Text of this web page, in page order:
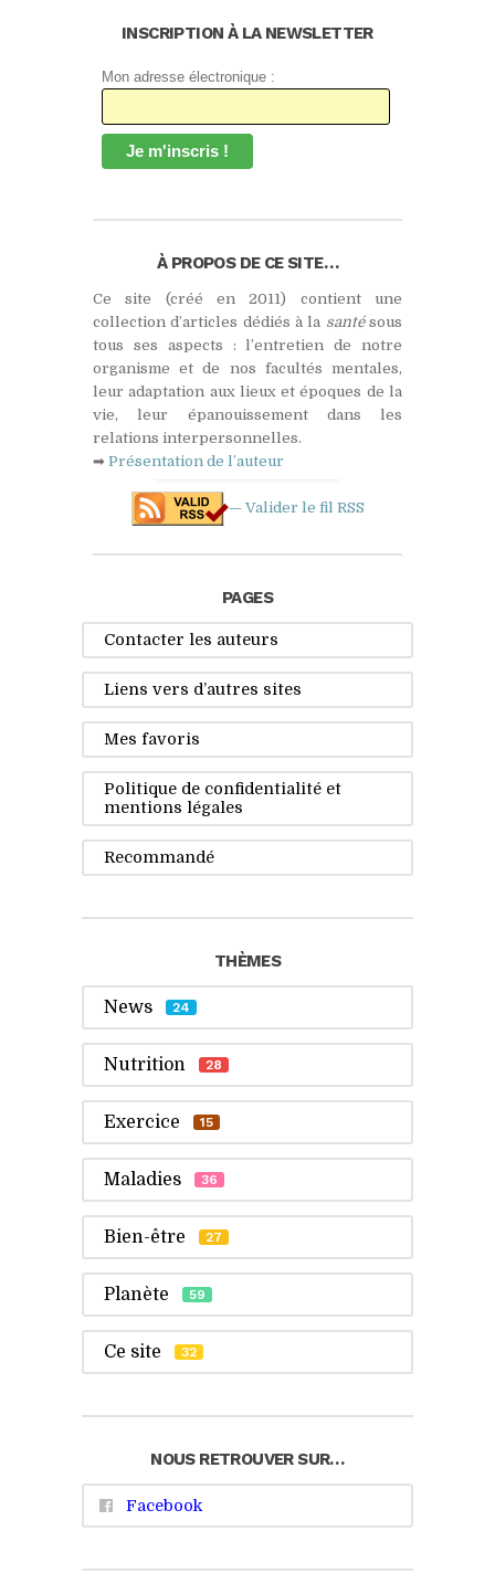
INSCRIPTION À LA NEWSLETTER
Mon adresse électronique :
À PROPOS DE CE SITE…
Ce site (créé en 2011) contient une
collection d’articles dédiés à la santésous
tous ses aspects : l’entretien de notre
organisme et de nos facultés mentales,
leur adaptation aux lieux et époques de la
vie, leur épanouissement dans les
relations interpersonnelles.
➡ Présentation de l’auteur
— Valider le fil RSS
PAGES
Contacter les auteurs
Liens vers d’autres sites
Mes favoris
Politique de confidentialité et
mentions légales
Recommandé
THÈMES
News 24
Nutrition 28
Exercice 15
Maladies 36
Bien-être 27
Planète 59
Ce site 32
NOUS RETROUVER SUR…
Facebook